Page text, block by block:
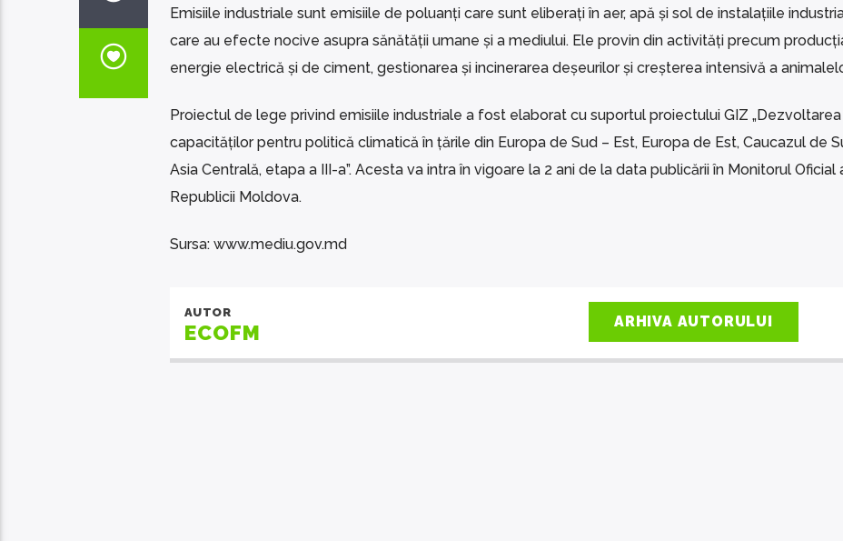
Emisiile industriale sunt emisiile de poluanți care sunt eliberați în aer, apă și sol de instalațiile
care au efecte nocive asupra sănătății umane și a mediului. Ele provin din activități precum
energie electrică și de ciment, gestionarea și incinerarea deșeurilor și creșterea intensivă a
Proiectul de lege privind emisiile industriale a fost elaborat cu suportul proiectului GIZ „Dezvoltarea
capacităților pentru politică climatică în țările din Europa de Sud – Est, Europa de Est, Caucazul de
Asia Centrală, etapa a III-a”. Acesta va intra în vigoare la 2 ani de la data publicării în Monitorul Oficial
Republicii Moldova.
Sursa: www.mediu.gov.md
AUTOR
ECOFM ARHIVA AUTORULUI